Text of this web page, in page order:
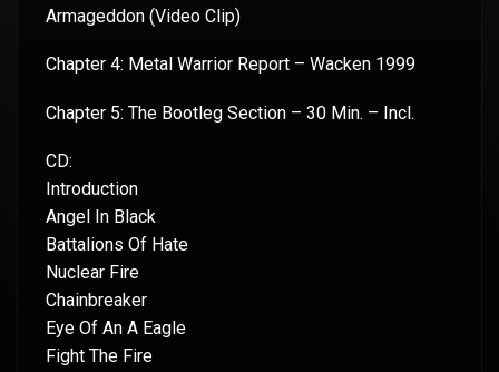
Armageddon (Video Clip)
Chapter 4: Metal Warrior Report – Wacken 1999
Chapter 5: The Bootleg Section – 30 Min. – Incl.
CD:
Introduction
Angel In Black
Battalions Of Hate
Nuclear Fire
Chainbreaker
Eye Of An A Eagle
Fight The Fire